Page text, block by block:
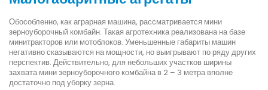
Обособленно, как аграрная машина, рассматривается мини
зерноуборочный комбайн. Такая агротехника реализована на базе
минитракторов или мотоблоков. Уменьшенные габариты машин
негативно сказываются на мощности, но выигрывают по ряду других
перспектив. Действительно, для небольших участков ширины
захвата мини зерноуборочного комбайна в 2 – 3 метра вполне
достаточно под уборку зерна.